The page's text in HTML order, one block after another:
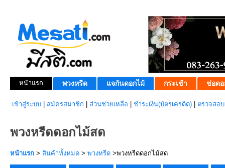
หน้าแรก พวงหรีด แจกันดอกไม้ กระเช้า ช่อดอ
เข้าสู่ระบบ สมัครสมาชิก ส่วนช่วยเหลือ ชำระเงิน(บัตรเครดิต) ตรวจสอ
พวงหรีดดอกไม้สด
หน้าแรก > สินค้าทั้งหมด > พวงหรีด >พวงหรีดดอกไม้สด